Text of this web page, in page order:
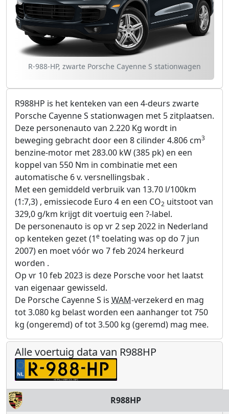
R-988-HP, zwarte Porsche Cayenne S stationwagen
R988HP is het kenteken van een 4-deurs zwarte
Porsche Cayenne S stationwagen met 5 zitplaatsen.
Deze personenauto van 2.220 Kg wordt in
beweging gebracht door een 8 cilinder 4.806 cm3
benzine-motor met 283.00 kW (385 pk) en een
koppel van 550 Nm in combinatie met een
automatische 6 v. versnellingsbak .
Met een gemiddeld verbruik van 13.70 l/100km
(1:7,3) , emissiecode Euro 4 en een CO2 uitstoot van
329,0 g/km krijgt dit voertuig een ?-label.
De personenauto is op vr 2 sep 2022 in Nederland
op kenteken gezet (1e toelating was op do 7 jun
2007) en moet vóór wo 7 feb 2024 herkeurd
worden .
Op vr 10 feb 2023 is deze Porsche voor het laatst
van eigenaar gewisseld.
De Porsche Cayenne S is WAM-verzekerd en mag
tot 3.080 kg belast worden een aanhanger tot 750
kg (ongeremd) of tot 3.500 kg (geremd) mag mee.
Alle voertuig data van R988HP
R988HP